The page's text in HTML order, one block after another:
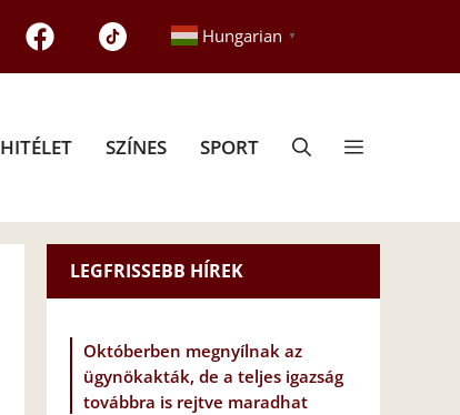
Hungarian ▼
HITÉLET SZÍNES SPORT
LEGFRISSEBB HÍREK
Októberben megnyílnak az
ügynökakták, de a teljes igazság
továbbra is rejtve maradhat